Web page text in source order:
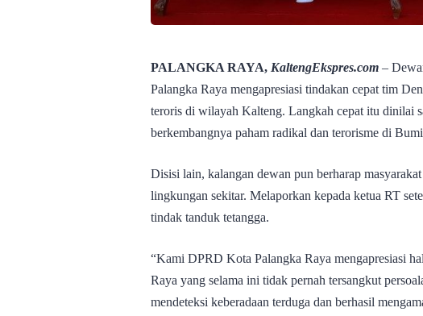
PALANGKA RAYA, KaltengEkspres.com –
Palangka Raya mengapresiasi tindakan cepat tim
teroris di wilayah Kalteng. Langkah cepat itu dinilai
berkembangnya paham radikal dan terorisme di
Disisi lain, kalangan dewan pun berharap
lingkungan sekitar. Melaporkan kepada ketua RT
tindak tanduk tetangga.
“Kami DPRD Kota Palangka Raya mengapresiasi
Raya yang selama ini tidak pernah tersangkut
mendeteksi keberadaan terduga dan berhasil